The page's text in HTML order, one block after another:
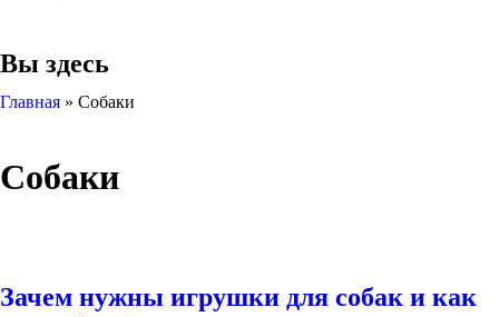
Вы здесь
Главная » Собаки
Собаки
Зачем нужны игрушки для собак и как